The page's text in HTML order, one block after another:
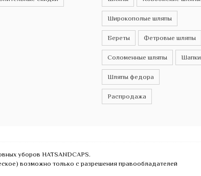
Широкополые шляпы
Береты Фетровые шляпы
Соломенные шляпы Шапки
Шляпы федора
Распродажа
уборов HATSANDCAPS.
возможно только с разрешения правообладателей